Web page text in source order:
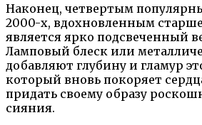
Наконец, четвертым
2000-х, вдохновленным
является ярко подсвеченный
Ламповый блеск или
добавляют глубину и гламур
который вновь покоряет
придать своему образу
сияния.